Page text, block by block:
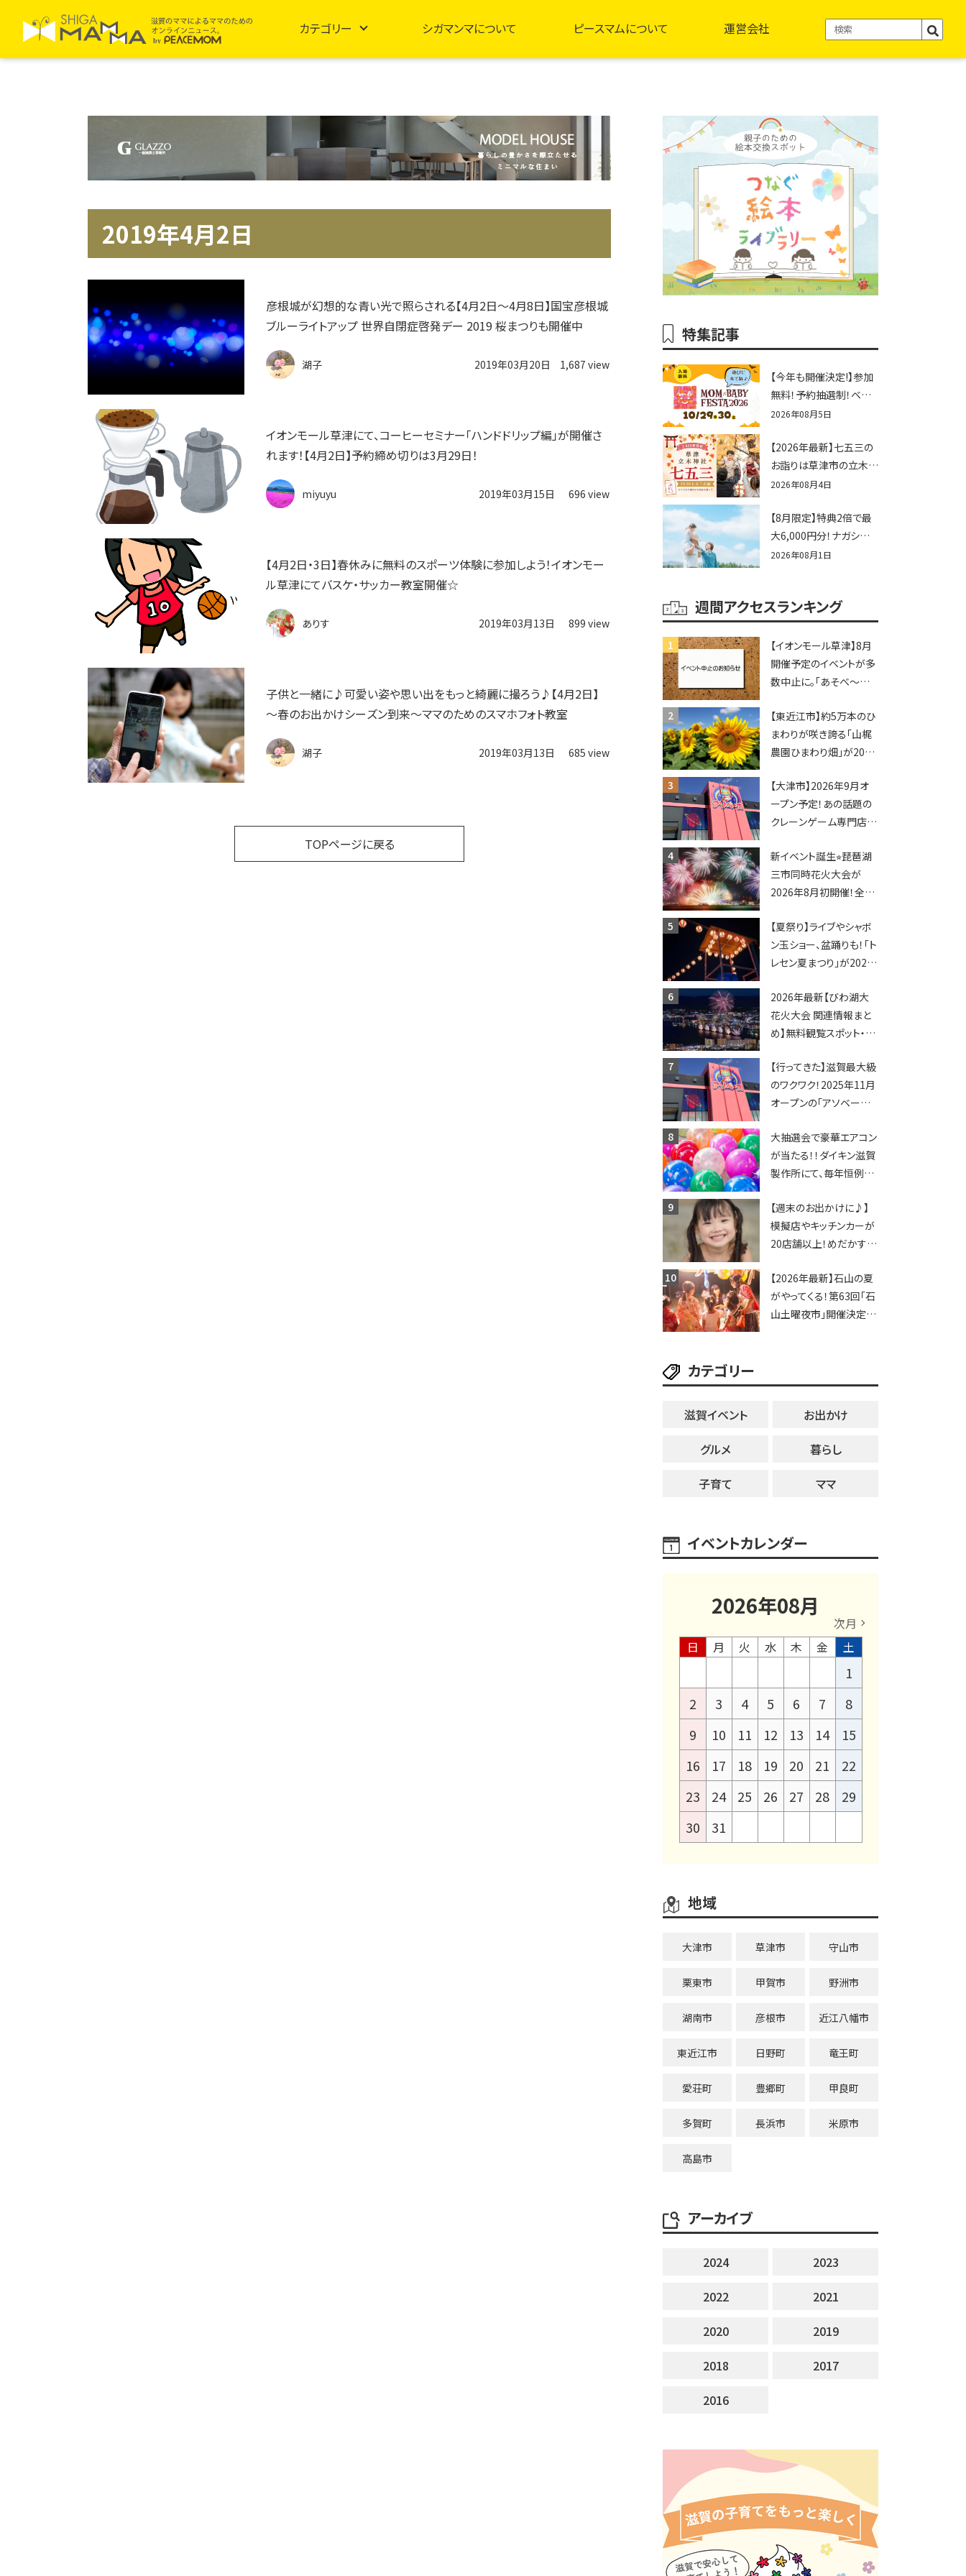
カテゴリー シガマンマについて ピースマムについて 運営会社
2019年4月2日
彦根城が幻想的な青い光で照らされる【4月2日～4月8日】国宝彦根城
ブルーライトアップ 世界自閉症啓発デー 2019 桜まつりも開催中
湖子 2019年03月20日 1,687 view
イオンモール草津にて、コーヒーセミナー「ハンドドリップ編」が開催さ
れます！【4月2日】予約締め切りは3月29日！
miyuyu 2019年03月15日 696 view
【4月2日・3日】春休みに無料のスポーツ体験に参加しよう！イオンモー
ル草津にてバスケ・サッカー教室開催☆
ありす 2019年03月13日 899 view
子供と一緒に♪可愛い姿や思い出をもっと綺麗に撮ろう♪【4月2日】
～春のお出かけシーズン到来～ママのためのスマホフォト教室
湖子 2019年03月13日 685 view
TOPページに戻る
特集記事
【今年も開催決定!】参加
無料！予約抽選制！ベビ
ーファミリー必見☆入場
ママベビーフェスタ
2026！親子で楽しもう
♪inピエリ守山
2026年08月5日
【2026年最新】七五三の
お詣りは草津市の立木神
社へ♪七五三お祝い企
2026年08月4日
【8月限定】特典2倍で最
大6,000円分！ナガシマス
パーランドプール券や人
ン彦根」へGO！
2026年08月1日
週間アクセスランキング
【イオンモール草津】8月
開催予定のイベントが多
数中止に。「あそべ〜る
ショーなど
【東近江市】約5万本のひ
まわりが咲き誇る「山梶
農園ひまわり畑」が2026
ポットやキッチンカーも
登場！何度も入園できる
フリーパスも販売★
【大津市】2026年9月オ
ープン予定！あの話題の
クレーンゲーム専門店
ってくる！豊郷店に続く滋
賀2店舗目★
新イベント誕生⭐︎琵琶湖
三市同時花火大会が
2026年8月初開催！全席
マーケットも登場♪
【夏祭り】ライブやシャボ
ン玉ショー、盆踊りも！「ト
レセン夏まつり」が2026
2026年最新【びわ湖大
花火大会 関連情報まと
め】無料観覧スポット・同
ップ・交通規制に近隣施
設の駐車場情報なども
要チェック★
【行ってきた】滋賀最大級
のワクワク！2025年11月
オープンの「アソベース
レーンゲームで青果や日
用品までゲットできる新
スポット！
大抽選会で豪華エアコン
が当たる！！ダイキン滋賀
製作所にて、毎年恒例
日】
【週末のお出かけに♪】
模擬店やキッチンカーが
20店舗以上！めだかすく
ソングライターによるライ
ブなど。【和邇ふれあい夏
祭り】
【2026年最新】石山の夏
がやってくる！第63回「石
山土曜夜市」開催決定！
カテゴリー
滋賀イベント
お出かけ
グルメ
暮らし
子育て
ママ
イベントカレンダー
2026年08月
次月
日
月 火 水 木 金 土
1
2
3 4 5 6 7
8
9
10 11 12 13 14
15
16
17 18 19 20 21
22
23
24 25 26 27 28
29
30
31
地域
大津市 草津市 守山市
栗東市 甲賀市 野洲市
湖南市 彦根市 近江八幡市
東近江市 日野町 竜王町
愛荘町 豊郷町 甲良町
多賀町 長浜市 米原市
高島市
アーカイブ
2024
2023
2022
2021
2020
2019
2018
2017
2016